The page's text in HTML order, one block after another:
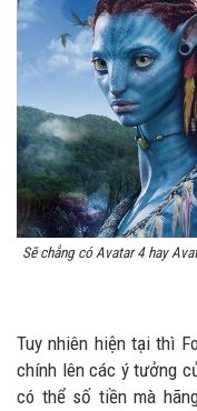
Sẽ chẳng có Avatar 4 hay
Tuy nhiên hiện tại thì
chính lên các ý tưởng
có thể số tiền mà